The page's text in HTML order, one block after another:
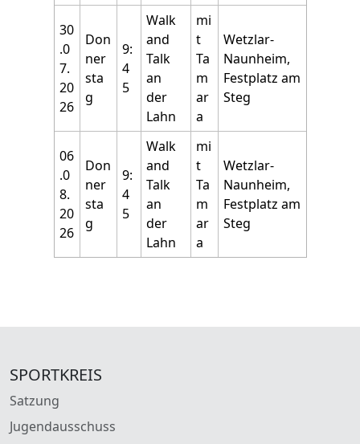
30
.0
7.
20
26
Don
ner
sta
g
9:
4
5
Walk
and
Talk
an
der
Lahn
mi
t
Ta
m
ar
a
Wetzlar-
Naunheim,
Festplatz am
Steg
06
.0
8.
20
26
Don
ner
sta
g
9:
4
5
Walk
and
Talk
an
der
Lahn
mi
t
Ta
m
ar
a
Wetzlar-
Naunheim,
Festplatz am
Steg
SPORTKREIS
Satzung
Jugendausschuss